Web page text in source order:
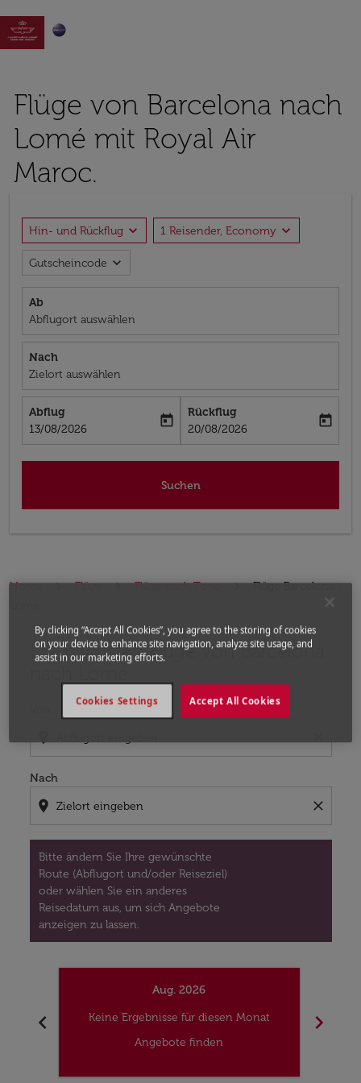

Flüge von Barcelona nach
Lomé mit Royal Air
Maroc.
Hin- und Rückflug expand_more 1 Reisender, Economy expand_more
Gutscheincode expand_more
Ab
Abflugort auswählen
Nach
Zielort auswählen
Abflug
fc-booking-departure-date-aria-label
13/08/2026
today
Rückflug
fc-booking-return-date-aria-label
20/08/2026
today
Suchen
Home Flüge Flüge nach Togo
Flüge Barcelona -
Die nächsten Flüge von Barcelona
Nach
location_on close
Bitte ändern Sie Ihre gewünschte
Route (Abflugort und/oder Reiseziel)
oder wählen Sie ein anderes
Reisedatum aus, um sich Angebote
anzeigen zu lassen.
Bitte ändern Sie Ihre gewünschte Route (Abflugort
chevron_left
Aug. 2026
Keine Ergebnisse für diesen Monat
Angebote finden
chevron_right
By clicking “Accept All Cookies”, you agree to the storing of cookies
on your device to enhance site navigation, analyze site usage, and
assist in our marketing efforts.
Accept All Cookies
Cookies Settings